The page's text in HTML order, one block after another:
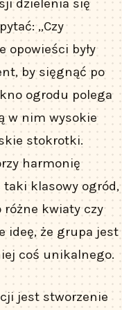
dzielenia się
„Czy
opowieści były
by sięgnąć po
ogrodu polega
w nim wysokie
stokrotki.
harmonię
taki klasowy ogród,
kwiaty czy
ideę, że grupa jest
coś unikalnego.
jest stworzenie